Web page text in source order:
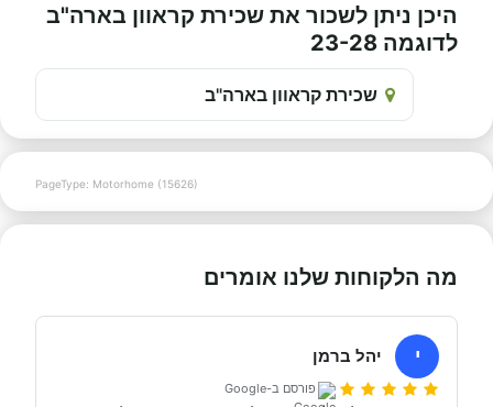
היכן ניתן לשכור את שכירת קראוון בארה"ב
לדוגמה 23-28
שכירת קראוון בארה"ב
PageType: Motorhome (15626)
מה הלקוחות שלנו אומרים
י יהל ברמן
פורסם ב-Google